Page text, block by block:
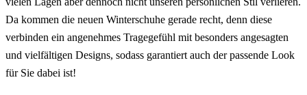
Da kommen die neuen Winterschuhe gerade recht, denn diese
verbinden ein angenehmes Tragegefühl mit besonders angesagten
und vielfältigen Designs, sodass garantiert auch der passende Look
für Sie dabei ist!